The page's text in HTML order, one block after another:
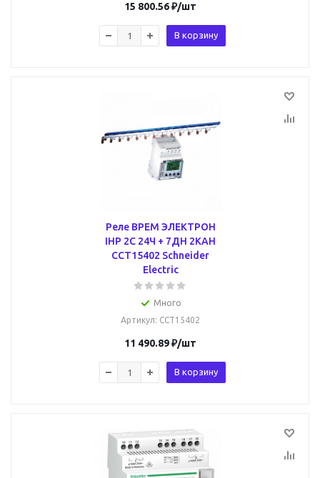
15 800.56₽/шт
В корзину
Реле ВРЕМ ЭЛЕКТРОН
IHP 2С 24Ч + 7ДН 2КАН
CCT15402 Schneider
Electric
Много
Артикул: CCT15402
11 490.89₽/шт
В корзину